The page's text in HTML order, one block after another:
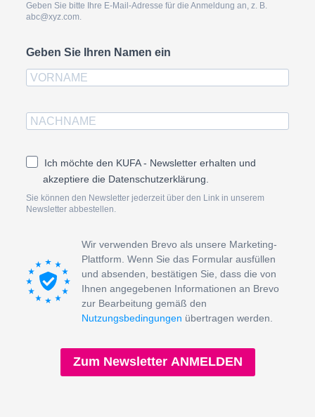
Geben Sie bitte Ihre E-Mail-Adresse für die Anmeldung an, z. B.
abc@xyz.com.
Geben Sie Ihren Namen ein
Ich möchte den KUFA - Newsletter erhalten und
akzeptiere die Datenschutzerklärung.
Sie können den Newsletter jederzeit über den Link in unserem
Newsletter abbestellen.
Wir verwenden Brevo als unsere Marketing-
Plattform. Wenn Sie das Formular ausfüllen
und absenden, bestätigen Sie, dass die von
Ihnen angegebenen Informationen an Brevo
zur Bearbeitung gemäß den
Nutzungsbedingungen übertragen werden.
Zum Newsletter ANMELDEN